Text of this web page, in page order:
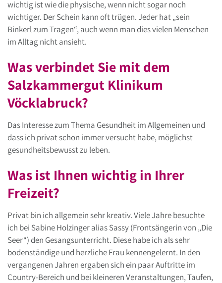
wichtig ist wie die physische, wenn nicht sogar noch
wichtiger. Der Schein kann oft trügen. Jeder hat „sein
Binkerl zum Tragen“, auch wenn man dies vielen Menschen
im Alltag nicht ansieht.
Was verbindet Sie mit dem
Salzkammergut Klinikum
Vöcklabruck?
Das Interesse zum Thema Gesundheit im Allgemeinen und
dass ich privat schon immer versucht habe, möglichst
gesundheitsbewusst zu leben.
Was ist Ihnen wichtig in Ihrer
Freizeit?
Privat bin ich allgemein sehr kreativ. Viele Jahre besuchte
ich bei Sabine Holzinger alias Sassy (Frontsängerin von „Die
Seer“) den Gesangsunterricht. Diese habe ich als sehr
bodenständige und herzliche Frau kennengelernt. In den
vergangenen Jahren ergaben sich ein paar Auftritte im
Country-Bereich und bei kleineren Veranstaltungen, Taufen,